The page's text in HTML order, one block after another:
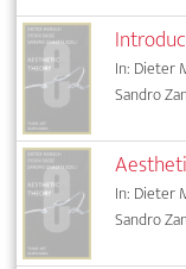
In: Dieter
Sandro
In: Dieter
Sandro